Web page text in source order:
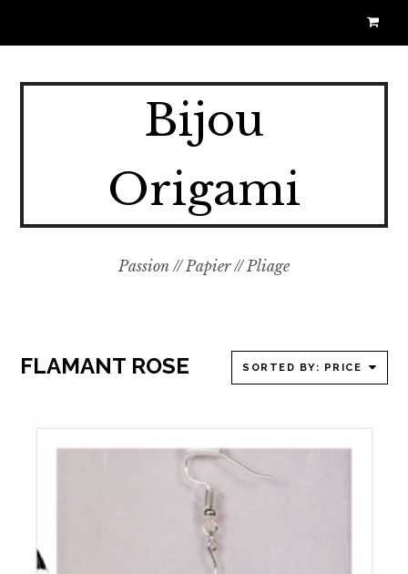
Bijou
Origami
Passion // Papier // Pliage
FLAMANT ROSE SORTED BY: PRICE